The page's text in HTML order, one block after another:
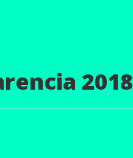
2018